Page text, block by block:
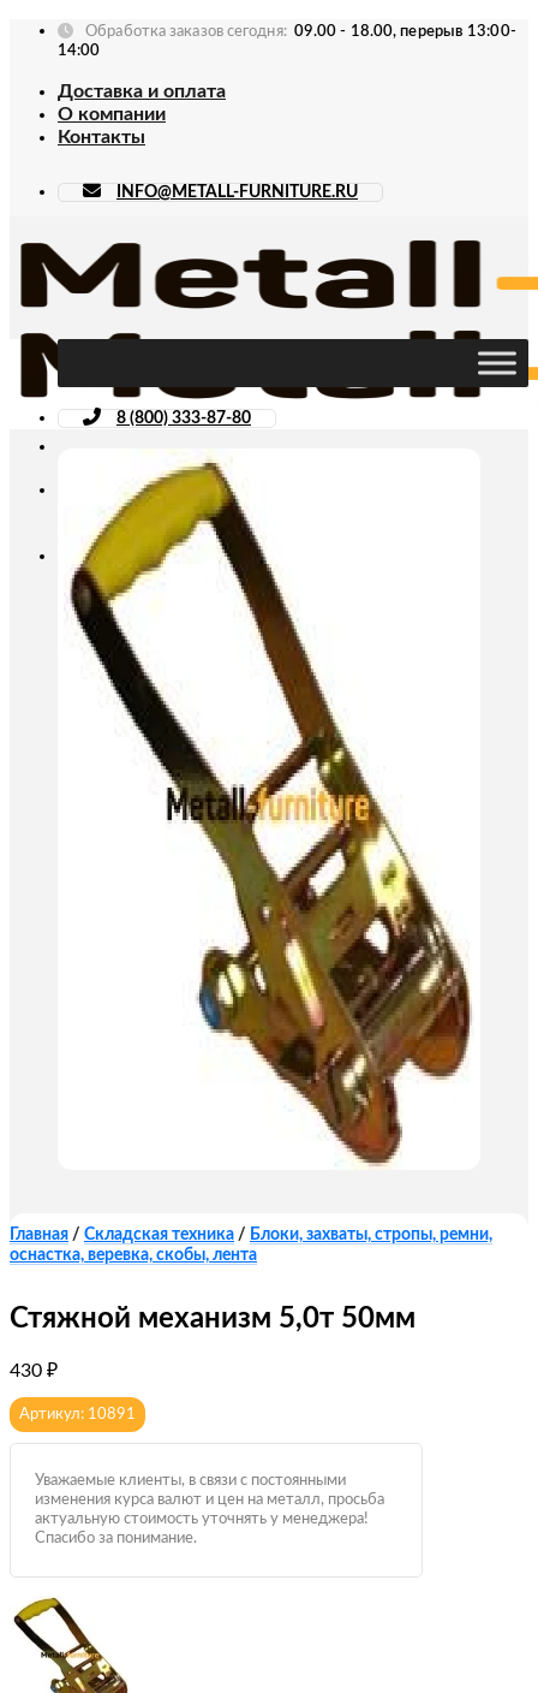
Skip
Обработка заказов сегодня: 09.00 - 18.00, перерыв 13:00-
14:00
Доставка и оплата
О компании
Контакты
INFO@METALL-FURNITURE.RU
8 (800) 333-87-80
Главная / Складская техника / Блоки, захваты, стропы, ремни,
оснастка, веревка, скобы, лента
Стяжной механизм 5,0т 50мм
430 ₽
Артикул: 10891
Уважаемые клиенты, в связи с постоянными
изменения курса валют и цен на металл, просьба
актуальную стоимость уточнять у менеджера!
Спасибо за понимание.